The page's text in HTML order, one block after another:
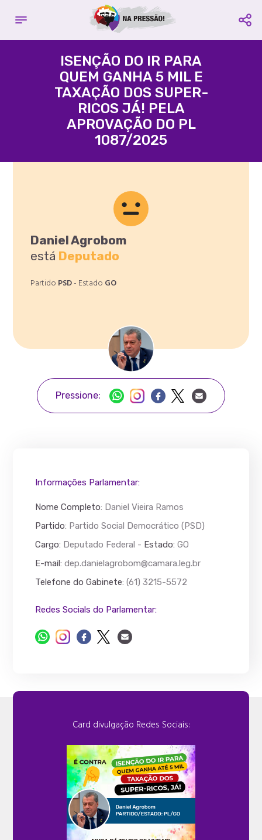
Compartilhe:
Complete seu cadastro
campanhas
Nome é Obrigatório
Email é Obrigatório
CADASTRAR
Contribuir com o projeto:
Única dos Trabalhadores
60.563.731/0001-77
ISENÇÃO DO IR PARA
QUEM GANHA 5 MIL E
TAXAÇÃO DOS SUPER-
RICOS JÁ! PELA
APROVAÇÃO DO PL
1087/2025
Daniel Agrobom
está Deputado
Partido PSD- Estado GO
Pressione:
Informações Parlamentar:
Nome Completo: Daniel Vieira Ramos
Partido: Partido Social Democrático (PSD)
Cargo: Deputado Federal - Estado: GO
E-mail:dep.danielagrobom@camara.leg.br
Telefone do Gabinete: (61) 3215-5572
Redes Socials do Parlamentar:
Card divulgação Redes Sociais:
Acácio Favacho
PartidoPROS - EstadoAP